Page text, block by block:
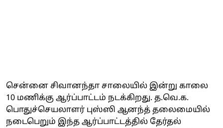
சென்னை சிவானந்தா சாலையில் இன்று காலை
10 மணிக்கு ஆர்ப்பாட்டம் நடக்கிறது. த.வெ.க.
பொதுச்செயலாளர் புஸ்ஸி ஆனந்த் தலைமையில்
நடைபெறும் இந்த ஆர்ப்பாட்டத்தில் தேர்தல்